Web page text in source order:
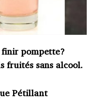
finir pompette?
fruités sans alcool.
Pétillant